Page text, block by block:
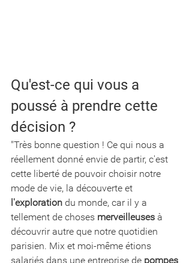
Qu'est-ce qui vous a
poussé à prendre cette
décision ?
"Très bonne question ! Ce qui nous a
réellement donné envie de partir, c'est
cette liberté de pouvoir choisir notre
mode de vie, la découverte et
l'exploration du monde, car il y a
tellement de choses merveilleuses à
découvrir autre que notre quotidien
parisien. Mix et moi-même étions
salariés dans une entreprise de pompes